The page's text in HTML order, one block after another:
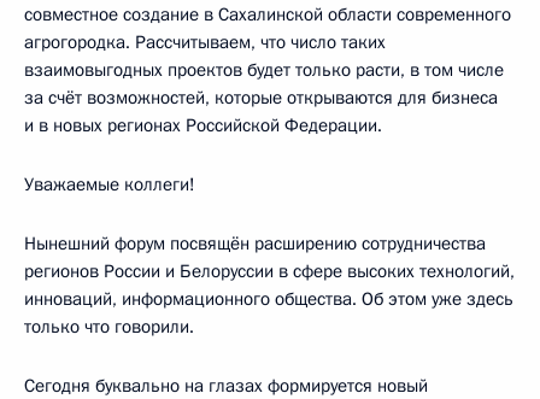
совместное создание в Сахалинской области современного
агрогородка. Рассчитываем, что число таких
взаимовыгодных проектов будет только расти, в том числе
за счёт возможностей, которые открываются для бизнеса
и в новых регионах Российской Федерации.
Уважаемые коллеги!
Нынешний форум посвящён расширению сотрудничества
регионов России и Белоруссии в сфере высоких технологий,
инноваций, информационного общества. Об этом уже здесь
только что говорили.
Сегодня буквально на глазах формируется новый